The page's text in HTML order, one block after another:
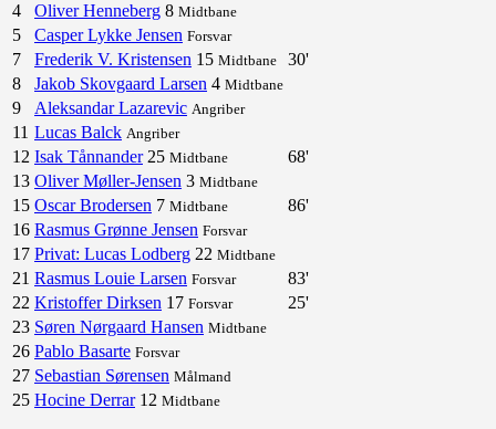
4 Oliver Henneberg 8 Midtbane
5 Casper Lykke Jensen Forsvar
7 Frederik V. Kristensen 15 Midtbane
30'
8
Jakob Skovgaard Larsen 4 Midtbane
9 Aleksandar Lazarevic Angriber
11 Lucas Balck Angriber
12 Isak Tånnander 25 Midtbane
68'
13 Oliver Møller-Jensen 3 Midtbane
15 Oscar Brodersen 7 Midtbane
86'
16 Rasmus Grønne Jensen Forsvar
17 Privat: Lucas Lodberg 22 Midtbane
21 Rasmus Louie Larsen Forsvar
83'
22 Kristoffer Dirksen 17 Forsvar
25'
23 Søren Nørgaard Hansen Midtbane
26 Pablo Basarte Forsvar
27 Sebastian Sørensen Målmand
25 Hocine Derrar 12 Midtbane